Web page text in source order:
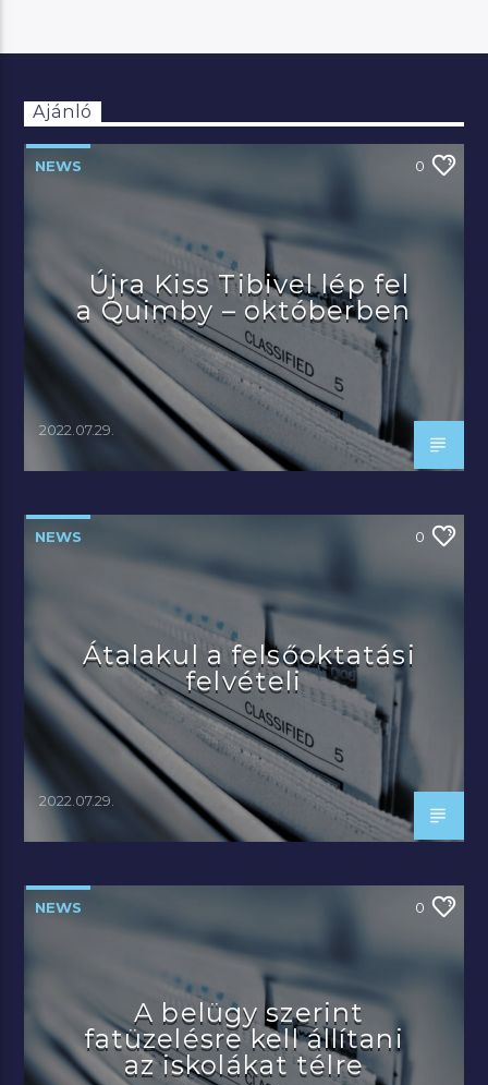
Ajánló
NEWS 0
Újra Kiss Tibivel lép fel
a Quimby – októberben
2022.07.29.
NEWS 0
Átalakul a felsőoktatási
felvételi
2022.07.29.
NEWS 0
A belügy szerint
fatüzelésre kell állítani
az iskolákat télre